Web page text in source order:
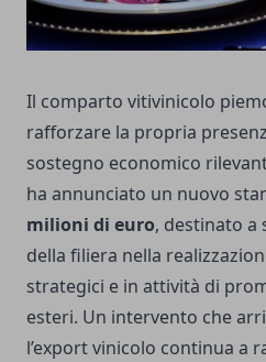
Il comparto vitivinicolo
rafforzare la propria
sostegno economico
ha annunciato un nuovo
milioni di euro, destinato a
della filiera nella
strategici e in attività di
esteri. Un intervento che
l’export vinicolo continua a